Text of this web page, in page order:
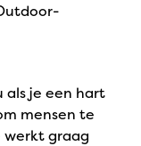
als je een hart
mensen te
werkt graag